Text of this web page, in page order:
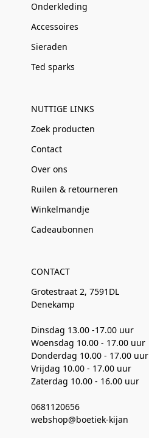
Onderkleding
Accessoires
Sieraden
Ted sparks
NUTTIGE LINKS
Zoek producten
Contact
Over ons
Ruilen & retourneren
Winkelmandje
Cadeaubonnen
CONTACT
Grotestraat 2, 7591DL
Denekamp
Dinsdag 13.00 -17.00 uur
Woensdag 10.00 - 17.00 uur
Donderdag 10.00 - 17.00 uur
Vrijdag 10.00 - 17.00 uur
Zaterdag 10.00 - 16.00 uur
0681120656
webshop@boetiek-kijan